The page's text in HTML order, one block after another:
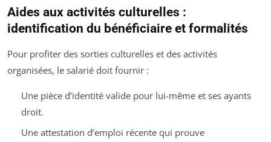
Aides aux activités culturelles :
identification du bénéficiaire et formalités
Pour profiter des sorties culturelles et des activités
organisées, le salarié doit fournir :
Une pièce d’identité valide pour lui-même et ses ayants
droit.
Une attestation d’emploi récente qui prouve